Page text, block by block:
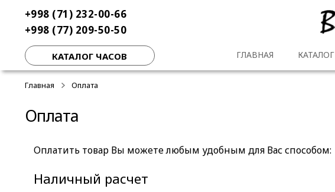
навигации
содержимому
+998 (71) 232-00-66
+998 (77) 209-50-50
КАТАЛОГ ЧАСОВ ГЛАВНАЯ КАТАЛОГ
Главная Оплата
Оплата
Оплатить товар Вы можете любым удобным для Вас способом:
Наличный расчет